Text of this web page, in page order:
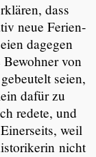
dass
neue Ferien­
dagegen
von
seien,
dafür zu
redete, und
weil
nicht